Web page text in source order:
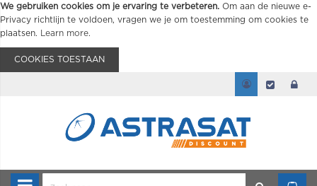
We gebruiken cookies om je ervaring te verbeteren. Om aan de nieuwe e-
Privacy richtlijn te voldoen, vragen we je om toestemming om cookies te
plaatsen.
Learn more.
COOKIES TOESTAAN